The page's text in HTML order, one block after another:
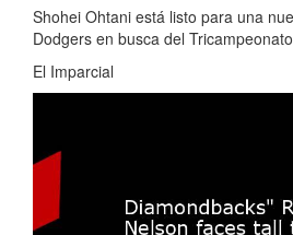
Shohei Ohtani está listo para una
Dodgers en busca del
El Imparcial